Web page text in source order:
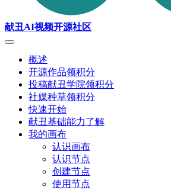
献丑AI视频开源社区
概述
开源作品领积分
投稿献丑学院领积分
社媒种草领积分
快速开始
献丑基础能力了解
我的画布
认识画布
认识节点
创建节点
使用节点